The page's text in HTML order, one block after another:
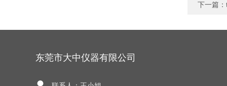
下一篇：
东莞市大中仪器有限公司